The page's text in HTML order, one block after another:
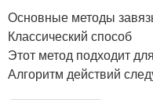
Основные методы
Классический способ
Этот метод подходит
Алгоритм действий